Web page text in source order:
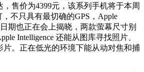
售价为4399元，该系列手机将于本周
不只具有最切确的GPS，Apple
期也正在会上揭晓，两款萤幕尺寸别
Intelligence 还能从图库寻找照片、
片。正在低光的环境下能从动对焦和捕